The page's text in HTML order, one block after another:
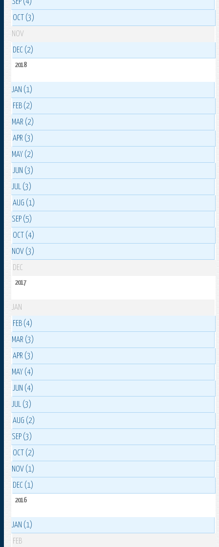
SEP (4)
OCT (3)
NOV
DEC (2)
2018
JAN (1)
FEB (2)
MAR (2)
APR (3)
MAY (2)
JUN (3)
JUL (3)
AUG (1)
SEP (5)
OCT (4)
NOV (3)
DEC
2017
JAN
FEB (4)
MAR (3)
APR (3)
MAY (4)
JUN (4)
JUL (3)
AUG (2)
SEP (3)
OCT (2)
NOV (1)
DEC (1)
2016
JAN (1)
FEB